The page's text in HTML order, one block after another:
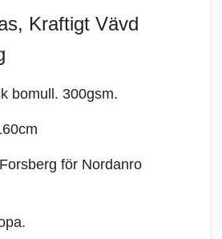
Kraftigt Vävd
bomull. 300gsm.
för Nordanro